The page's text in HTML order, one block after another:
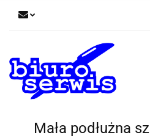
Mała podłużna